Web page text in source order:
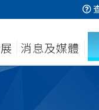
消息及媒體